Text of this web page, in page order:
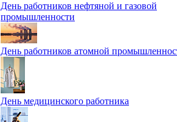
День работников нефтяной и газовой
промышленности
День работников атомной
День медицинского работника